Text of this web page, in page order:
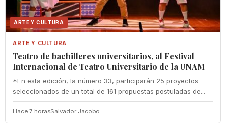
ARTE Y CULTURA
ARTE Y CULTURA
Teatro de bachilleres universitarios, al Festival
Internacional de Teatro Universitario de la UNAM
*En esta edición, la número 33, participarán 25 proyectos
seleccionados de un total de 161 propuestas postuladas de...
Hace 7 horasSalvador Jacobo